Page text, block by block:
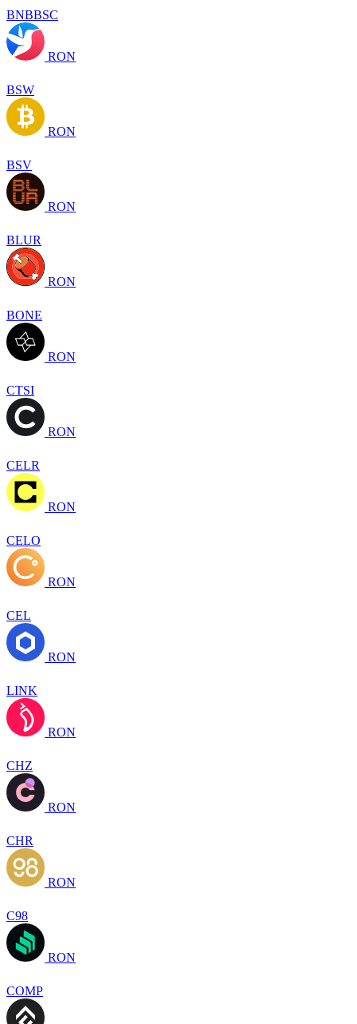
BNBBSC
RON
BSW
RON
BSV
RON
BLUR
RON
BONE
RON
CTSI
RON
CELR
RON
CELO
RON
CEL
RON
LINK
RON
CHZ
RON
CHR
RON
C98
RON
COMP